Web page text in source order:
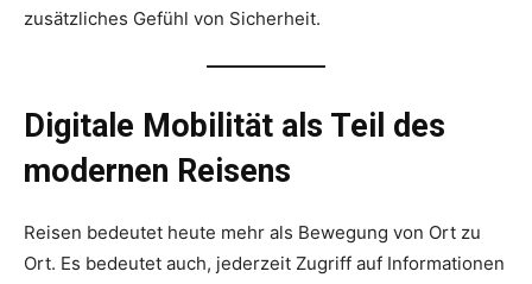
zusätzliches Gefühl von Sicherheit.
Digitale Mobilität als Teil des
modernen Reisens
Reisen bedeutet heute mehr als Bewegung von Ort zu
Ort. Es bedeutet auch, jederzeit Zugriff auf Informationen